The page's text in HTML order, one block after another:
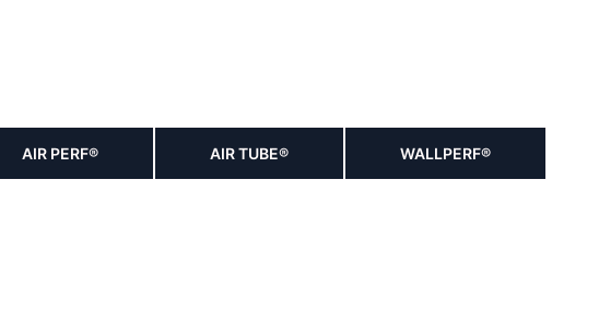
AIR PERF® AIR TUBE® WALLPERF®